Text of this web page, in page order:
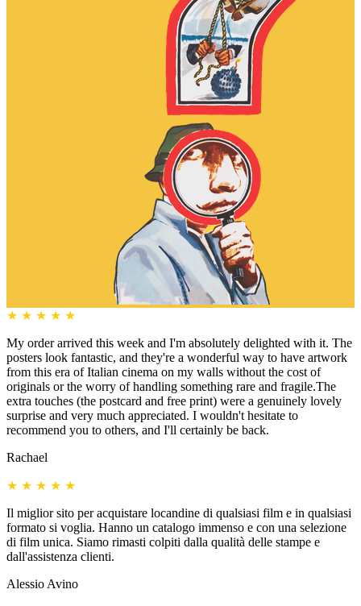
★ ★ ★ ★ ★
My order arrived this week and I'm absolutely delighted with it. The
posters look fantastic, and they're a wonderful way to have artwork
from this era of Italian cinema on my walls without the cost of
originals or the worry of handling something rare and fragile.The
extra touches (the postcard and free print) were a genuinely lovely
surprise and very much appreciated. I wouldn't hesitate to
recommend you to others, and I'll certainly be back.
Rachael
★ ★ ★ ★ ★
Il miglior sito per acquistare locandine di qualsiasi film e in qualsiasi
formato si voglia. Hanno un catalogo immenso e con una selezione
di film unica. Siamo rimasti colpiti dalla qualità delle stampe e
dall'assistenza clienti.
Alessio Avino